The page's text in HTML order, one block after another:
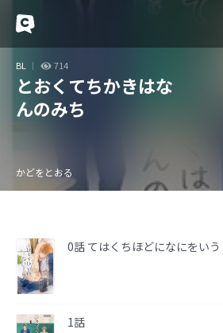
BL 714
とおくてちかきはな
んのみち
かどをとおる
0話 てはくちほどになにをいう
1話